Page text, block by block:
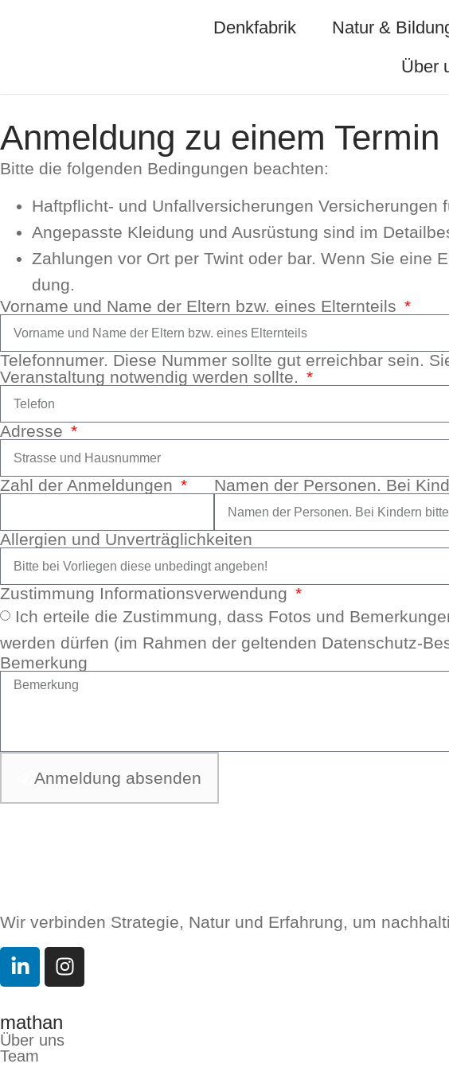
Denkfabrik Natur &
Über
Anmeldung zu einem Termin
Bit­te die fol­gen­den Bedin­gun­gen beach­ten:
Haft­pflicht- und Unfall­ver­si­che­run­gen Ver­si­che­run­gen
Ange­pass­te Klei­dung und Aus­rü­stung sind im
Zah­lun­gen vor Ort per Twint oder bar. Wenn Sie eine
dung.
Vor­na­me und Name der Eltern bzw. eines Eltern­teils
Tele­fon­nu­mer. Die­se Num­mer soll­te gut erreich­bar sein.
Ver­an­stal­tung not­wen­dig wer­den soll­te.
Adres­se
Zahl der Anmel­dun­gen Namen der Per­so­nen. Bei
All­er­gien und Unver­träg­lich­kei­ten
Zustim­mung Infor­ma­ti­ons­ver­wen­dung
Ich ertei­le die Zustim­mung, dass Fotos und
wer­den dür­fen (im Rah­men der gel­ten­den Daten­schutz-
Bemer­kung
Anmeldung absenden
Wir verbinden Strategie, Natur und Erfahrung, um
mathan
Über uns
Team